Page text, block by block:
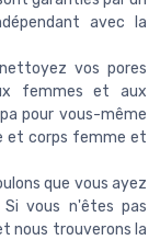
avec la
nettoyez vos pores
femmes et aux
pour vous-même
et corps femme et
que vous ayez
Si vous n'êtes pas
nous trouverons la